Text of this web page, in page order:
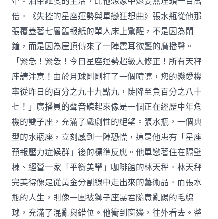
倍。《失控的星座運勢與單戀狂想曲》張水瓶從他那
張覆蓋著七層舊報紙的單人床上驚醒，不是因為鬧
鐘，而是因為屋頂傳來了一陣震耳欲聾的廣播聲。
「緊急！緊急！今日星座運勢超級大修正！所有天秤
座請注意！由於月球剛剛打了一個噴嚏，您的戀愛機
率從昨日的百分之九十九點九，陡降至負百分之八十
七！」廣播員的聲音聽起來像是一個正在經歷中年危
機的雙子座，充滿了戲劇性的絕望。張水瓶，一個典
型的水瓶座，立刻感到一陣恐慌，這是他患有「星座
預報壓力症候群」後的標準反應。他單戀著住在隔壁
棟、經營一家「平衡美學」咖啡館的林天秤。林天秤
完美得像是從黃金分割線中走出來的藝術品。而張水
瓶的人生，則像一團被獅子座暴君隨意亂踢的毛線
球，充滿了混亂與錯位。他衝到窗邊，往外看去。整